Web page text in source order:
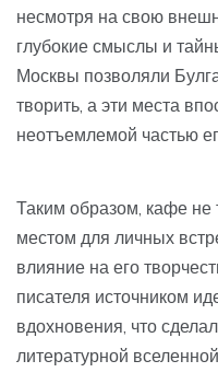
несмотря на свою
глубокие смыслы и
Москвы позволяли
творить, а эти места
неотъемлемой частью
Таким образом, кафе не
местом для личных
влияние на его
писателя источником
вдохновения, что
литературной